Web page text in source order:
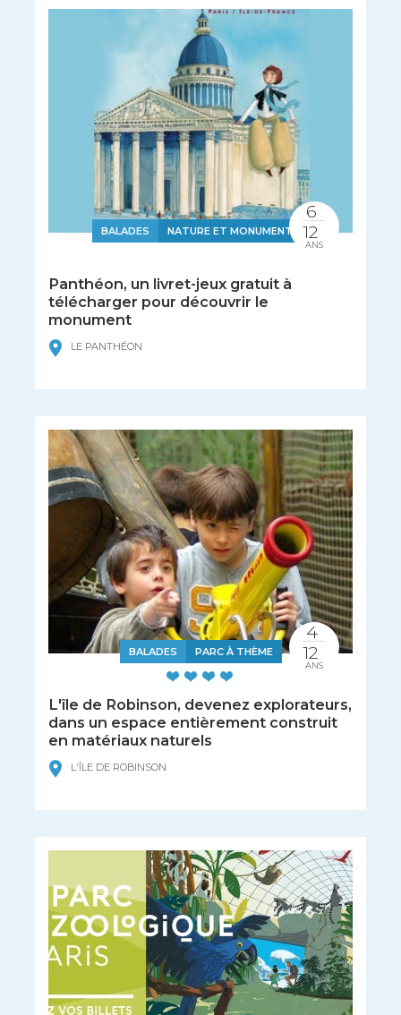
BALADES NATURE ET MONUMENTS
Panthéon, un livret-jeux gratuit à
télécharger pour découvrir le
monument
LE PANTHÉON
6
12
ANS
BALADES PARC À THÈME
L'île de Robinson, devenez explorateurs,
dans un espace entièrement construit
en matériaux naturels
L'ÎLE DE ROBINSON
4
12
ANS